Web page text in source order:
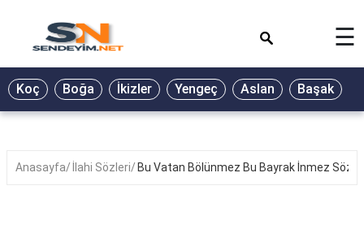
BİYOGRAFİ
GALERİ
☰
Koç Boğa İkizler Yengeç Aslan Başak
Anasayfa İlahi Sözleri Bu Vatan Bölünmez Bu Bayrak İnmez